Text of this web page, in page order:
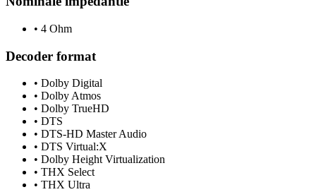
• 4 Ohm
Decoder format
• Dolby Digital
• Dolby Atmos
• Dolby TrueHD
• DTS
• DTS-HD Master Audio
• DTS Virtual:X
• Dolby Height Virtualization
• THX Select
• THX Ultra